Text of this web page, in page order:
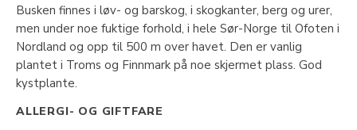
Busken finnes i løv- og barskog, i skogkanter, berg og urer,
men under noe fuktige forhold, i hele Sør-Norge til Ofoten i
Nordland og opp til 500 m over havet. Den er vanlig
plantet i Troms og Finnmark på noe skjermet plass. God
kystplante.
ALLERGI- OG GIFTFARE